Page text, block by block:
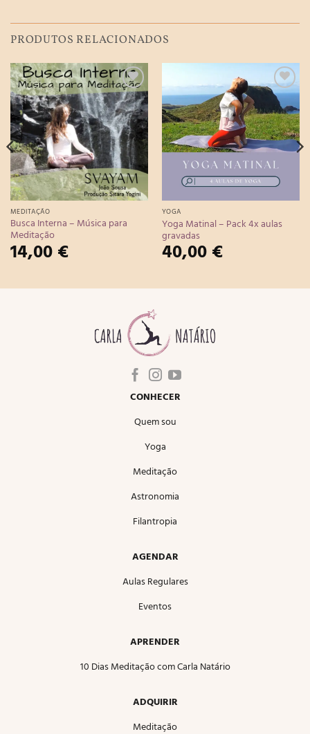
PRODUTOS RELACIONADOS
Adicionar
à Lista de
Desejos
MEDITAÇÃO
Busca Interna – Música para
Meditação
14,00€
Adicionar
à Lista de
Desejos
YOGA
Yoga Matinal – Pack 4x aulas
gravadas
40,00€
CONHECER
Quem sou
Yoga
Meditação
Astronomia
Filantropia
AGENDAR
Aulas Regulares
Eventos
APRENDER
10 Dias Meditação com Carla Natário
ADQUIRIR
Meditação